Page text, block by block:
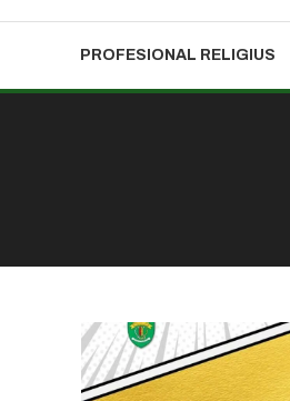
PROFESIONAL RELIGIUS